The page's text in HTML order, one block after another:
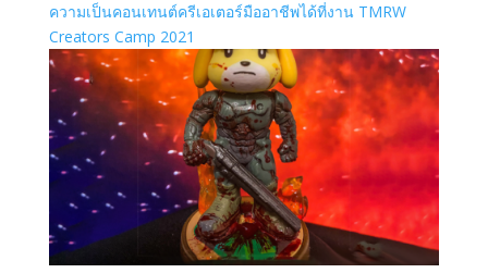
ความเป็นคอนเทนต์ครีเอเตอร์มืออาชีพได้ที่งาน TMRW
Creators Camp 2021